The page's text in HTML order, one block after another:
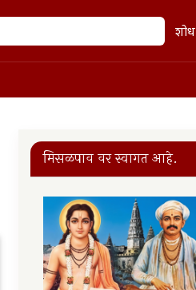
शोध
मिसळपाव वर स्वागत आहे.